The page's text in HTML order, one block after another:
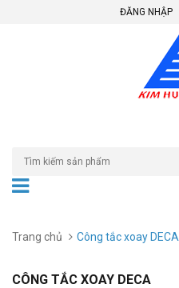
ĐĂNG NHẬP
Trang chủ Công tắc xoay DECA
CÔNG TẮC XOAY DECA